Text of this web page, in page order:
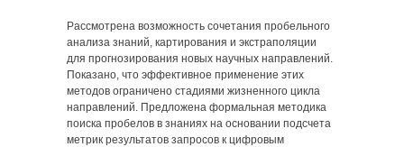
Рассмотрена возможность сочетания пробельного
анализа знаний, картирования и экстраполяции
для прогнозирования новых научных направлений.
Показано, что эффективное применение этих
методов ограничено стадиями жизненного цикла
направлений. Предложена формальная методика
поиска пробелов в знаниях на основании подсчета
метрик результатов запросов к цифровым